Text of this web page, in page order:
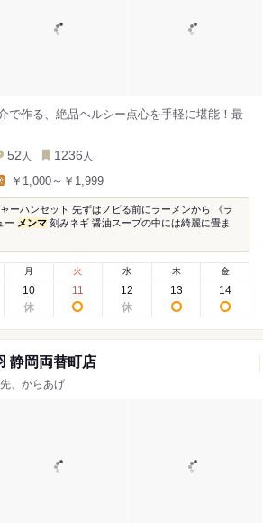
で作る、絶品ヘルシー点心を手軽に堪能！最
52 人 1236 人
￥1,000～￥1,999
ーハンセット 先ずはノビる前にラーメンから 《ラ
ー メンマ 刻みネギ 醤油スープの中には綺麗に畳ま
月
10
火
11
水
12
木
13
金
14
静岡両替町店
、からあげ